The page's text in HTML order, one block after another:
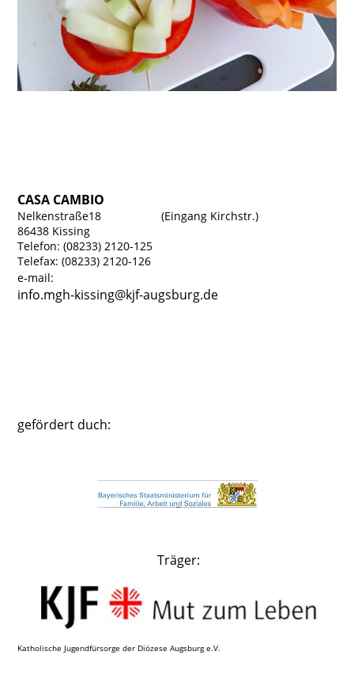
CASA CAMBIO
Nelkenstraße18 (Eingang Kirchstr.)
86438 Kissing
Telefon: (08233) 2120-125
Telefax: (08233) 2120-126
e-mail:
info.mgh-kissing@kjf-augsburg.de
gefördert duch:
Träger:
Katholische Jugendfürsorge der Diözese Augsburg e.V.